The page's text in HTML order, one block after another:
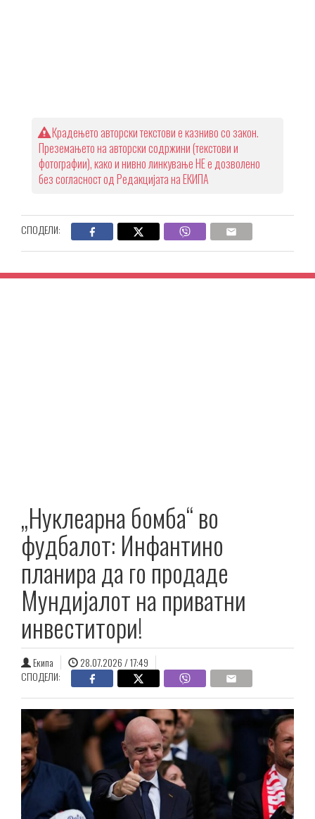
Крадењето авторски текстови е казниво со закон.
Преземањето на авторски содржини (текстови и
фотографии), како и нивно линкување НЕ е дозволено
без согласност од Редакцијата на ЕКИПА
СПОДЕЛИ:
„Нуклеарна бомба“ во
фудбалот: Инфантино
планира да го продаде
Мундијалот на приватни
инвеститори!
Екипа
28.07.2026 / 17:49
СПОДЕЛИ: